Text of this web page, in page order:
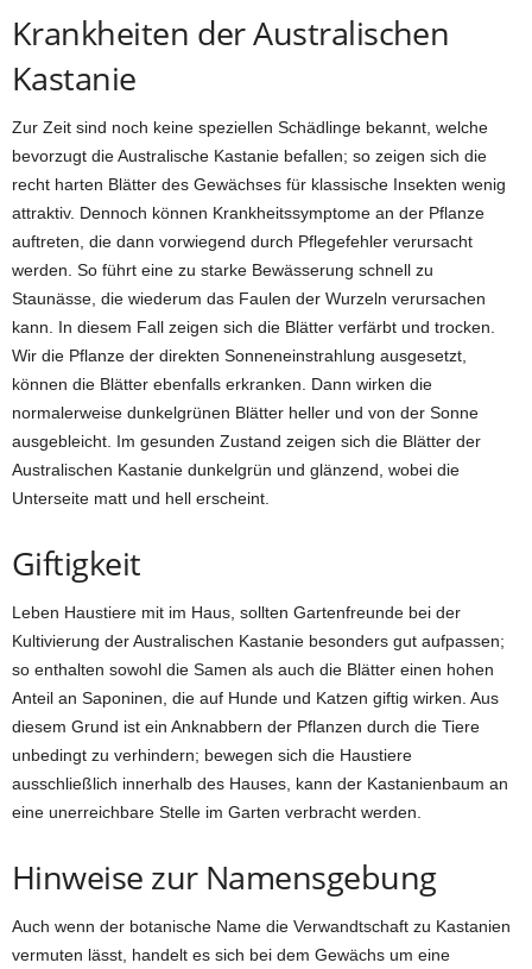
Krankheiten der Australischen
Kastanie
Zur Zeit sind noch keine speziellen Schädlinge bekannt, welche
bevorzugt die Australische Kastanie befallen; so zeigen sich die
recht harten Blätter des Gewächses für klassische Insekten wenig
attraktiv. Dennoch können Krankheitssymptome an der Pflanze
auftreten, die dann vorwiegend durch Pflegefehler verursacht
werden. So führt eine zu starke Bewässerung schnell zu
Staunässe, die wiederum das Faulen der Wurzeln verursachen
kann. In diesem Fall zeigen sich die Blätter verfärbt und trocken.
Wir die Pflanze der direkten Sonneneinstrahlung ausgesetzt,
können die Blätter ebenfalls erkranken. Dann wirken die
normalerweise dunkelgrünen Blätter heller und von der Sonne
ausgebleicht. Im gesunden Zustand zeigen sich die Blätter der
Australischen Kastanie dunkelgrün und glänzend, wobei die
Unterseite matt und hell erscheint.
Giftigkeit
Leben Haustiere mit im Haus, sollten Gartenfreunde bei der
Kultivierung der Australischen Kastanie besonders gut aufpassen;
so enthalten sowohl die Samen als auch die Blätter einen hohen
Anteil an Saponinen, die auf Hunde und Katzen giftig wirken. Aus
diesem Grund ist ein Anknabbern der Pflanzen durch die Tiere
unbedingt zu verhindern; bewegen sich die Haustiere
ausschließlich innerhalb des Hauses, kann der Kastanienbaum an
eine unerreichbare Stelle im Garten verbracht werden.
Hinweise zur Namensgebung
Auch wenn der botanische Name die Verwandtschaft zu Kastanien
vermuten lässt, handelt es sich bei dem Gewächs um eine